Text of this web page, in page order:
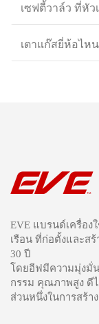
เซฟตี้วาล์ว ที่หัว
เตาแก๊สยี่ห้อไห
EVE แบรนด์เครื่อง
เรือน ที่ก่อตั้งและส
30 ปี
โดยอีฟมีความมุ่งมั่
กรรม คุณภาพสูง ดี
ส่วนหนึ่งในการสร้า